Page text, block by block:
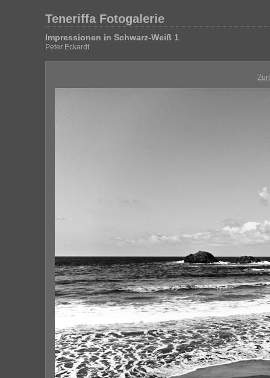
Teneriffa Fotogalerie
Impressionen in Schwarz-Weiß 1
Peter Eckardt